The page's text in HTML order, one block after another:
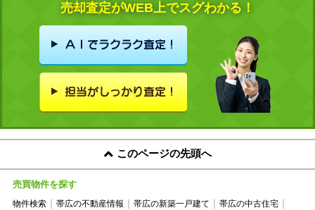
売却査定がWEB上でスグわかる！
このページの先頭へ
売買物件を探す
物件検索 帯広の不動産情報 帯広の新築一戸建て
帯広の中古住宅